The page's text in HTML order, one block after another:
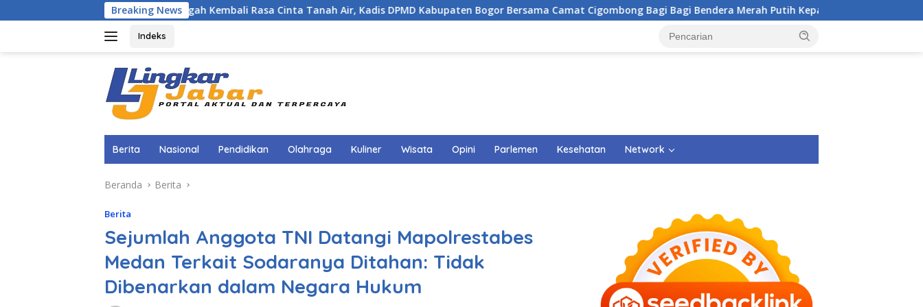
ke
Breaking News
Menggugah Kembali Rasa Cinta Tanah Air, Kadis DPMD Kabupaten Bogor Bersama Camat Cigombong Bagi Bagi Bendera Merah Putih Kepada Masyarakat Dan Pengguna Jalan.
Indeks
Berita Nasional Pendidikan Olahraga Kuliner Wisata Opini Parlemen Kesehatan Network
Beranda Berita
Berita
Sejumlah Anggota TNI Datangi Mapolrestabes
Medan Terkait Sodaranya Ditahan: Tidak
Dibenarkan dalam Negara Hukum